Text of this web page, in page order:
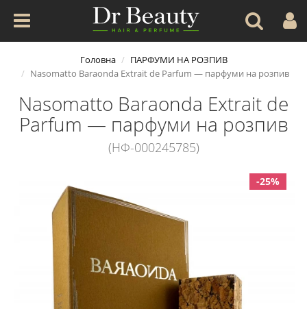
Головна
ПАРФУМИ НА РОЗПИВ
Nasomatto Baraonda Extrait de Parfum — парфуми на розпив
Nasomatto Baraonda Extrait de
Parfum — парфуми на розпив
(НФ-000245785)
-25%